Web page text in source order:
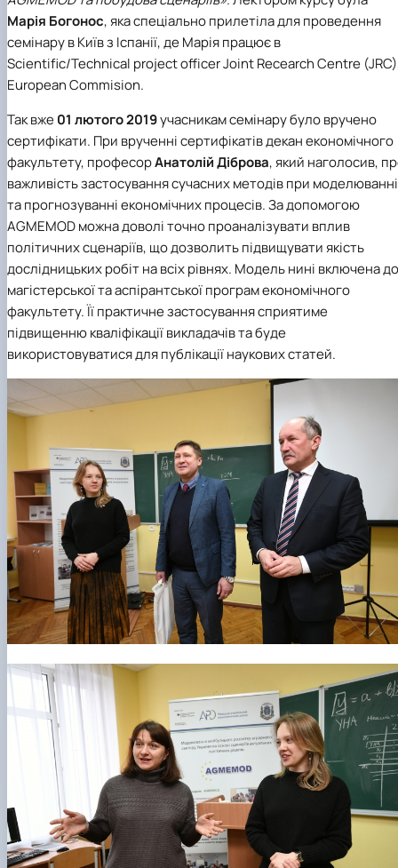
Проєкт «Розвиток лідерських навичок жінок
та мереж для забезпечення рівності у …
Марія Богонос, яка спеціально прилетіла для проведення
семінару в Київ з Іспанії, де Марія працює в
Scientific/Technical project officer Joint Recearch Centre
European Commision.
Так вже01 лютого 2019учасникам семінару було вручено
сертифікати. При врученні сертифікатів декан економічного
факультету, професорАнатолій Діброва, який наголосив,
важливість застосування сучасних методів при моделюванні
та прогнозуванні економічних процесів. За допомогою
AGMEMOD можна доволі точно проаналізувати вплив
політичних сценаріїв, що дозволить підвищувати якість
дослідницьких робіт на всіх рівнях. Модель нині включена до
магістерської та аспірантської програм економічного
факультету. Її практичне застосування сприятиме
підвищенню кваліфікації викладачів та буде
використовуватися для публікації наукових статей.